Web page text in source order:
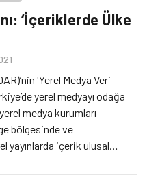
‘İçeriklerde Ülke
'Yerel Medya Veri
yerel medyayı odağa
medya kurumları
bölgesinde ve
yayınlarda içerik ulusal
zayıf kalıyor.